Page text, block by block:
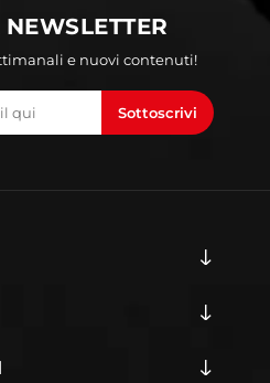
e nuovi contenuti!
Sottoscrivi